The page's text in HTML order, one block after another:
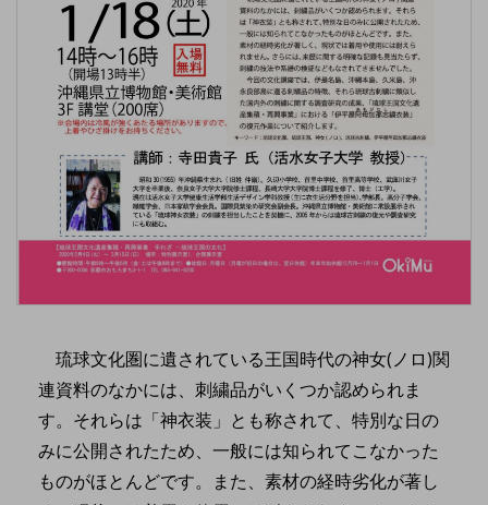
琉球文化圏に遺されている王国時代の神女(ノロ)関
連資料のなかには、刺繍品がいくつか認められま
す。それらは「神衣装」とも称されて、特別な日の
みに公開されたため、一般には知られてこなかった
ものがほとんどです。また、素材の経時劣化が著し